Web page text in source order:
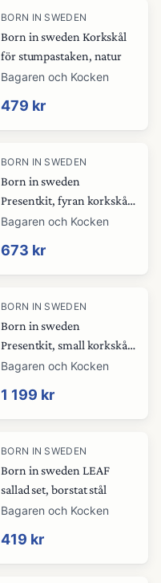
BORN IN SWEDEN
Born in sweden Korkskål
för stumpastaken, natur
Bagaren och Kocken
479 kr
BORN IN SWEDEN
Born in sweden
Presentkit, fyran korkskål,
polerad svart
Bagaren och Kocken
673 kr
BORN IN SWEDEN
Born in sweden
Presentkit, small korkskål,
natural, vas 4-pack
Bagaren och Kocken
1 199 kr
BORN IN SWEDEN
Born in sweden LEAF
sallad set, borstat stål
Bagaren och Kocken
419 kr